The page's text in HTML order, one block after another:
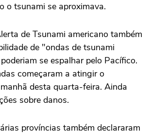
o tsunami se aproximava.
de Tsunami americano também
de "ondas de tsunami
se espalhar pelo Pacífico.
começaram a atingir o
desta quarta-feira. Ainda
sobre danos.
províncias também declararam